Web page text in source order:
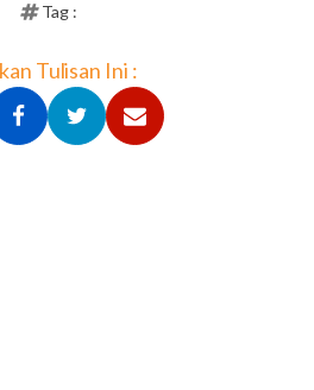
Tag :
Tulisan Ini :